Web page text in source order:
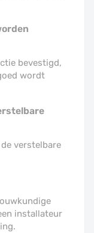
bevestigd,
wordt
verstelbare
installateur